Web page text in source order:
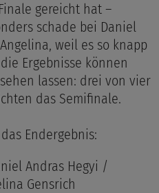
gereicht hat –
schade bei Daniel
weil es so knapp
Ergebnisse können
lassen: drei von vier
das Semifinale.
Endergebnis:
Andras Hegyi /
Gensrich